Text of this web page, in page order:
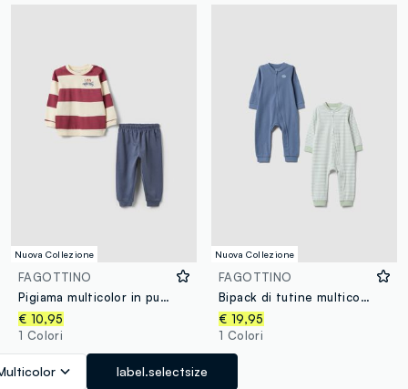
Nuova Collezione
FAGOTTINO
Pigiama multicolor in puro cotone organico con maglia a righe per neonato e bimbo
€ 10,95
1 Colori
label.selectsize
Nuova Collezione
FAGOTTINO
Bipack di tutine multicolor in misto cotone organico elasticizzato per neonato
€ 19,95
1 Colori